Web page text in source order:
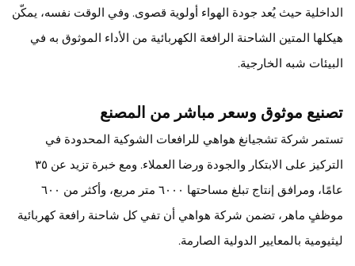
الداخلية حيث يُعد جودة الهواء أولوية قصوى. وفي الوقت نفسه، يمكّن
هيكلها المتين الشاحنة الرافعة الكهربائية من الأداء الموثوق به في
البيئات شبه الخارجية.
تصنيع موثوق وسعر مباشر من المصنع
تستمر شركة تشجيانغ هواهي للرافعات الشوكية المحدودة في
التركيز على الابتكار والجودة ورضا العملاء. ومع خبرة تزيد عن ٣٥
عامًا، ومرافق إنتاج تبلغ مساحتها ٦٠٠٠ متر مربع، وأكثر من ٦٠٠
موظفٍ ماهر، تضمن شركة هواهي أن تفي كل شاحنة رافعة كهربائية
ليثيومية بالمعايير الدولية الصارمة.